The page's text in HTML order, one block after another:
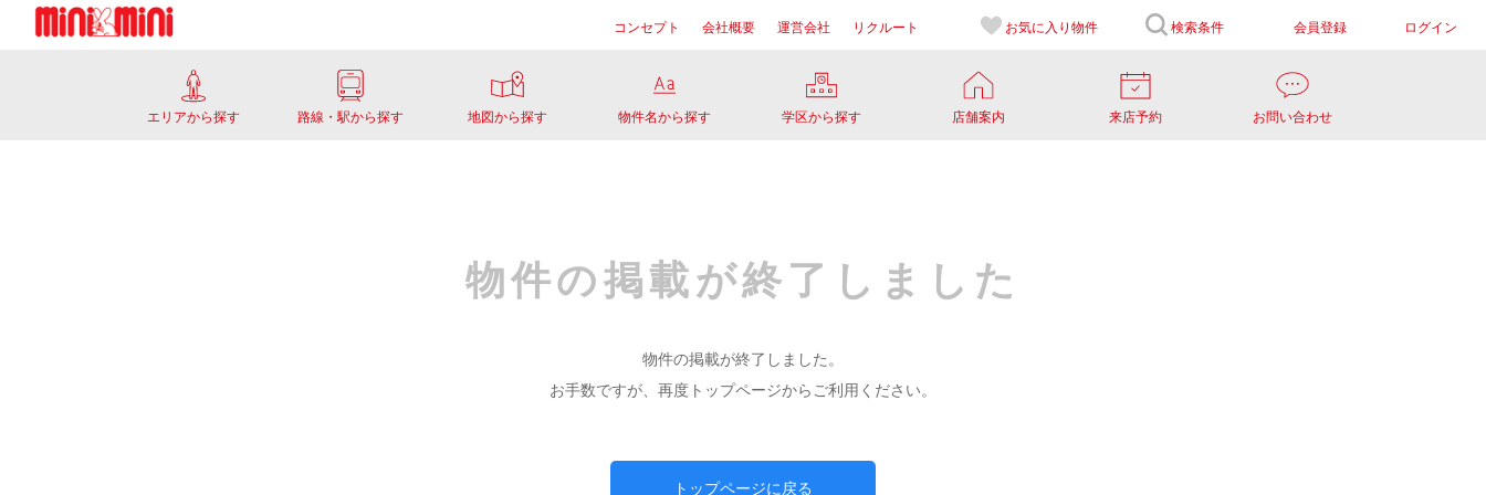
コンセプト 会社概要 運営会社 リクルート お気に入り 物件 検索条件 会員登録 ログイン
エリアから探す 路線・駅から探す 地図から探す 物件名から探す 学区から探す 店舗案内 来店予約 お問い合わせ
物件の掲載が終了しました
物件の掲載が終了しました。
お手数ですが、再度トップページからご利用ください。
トップページに戻る